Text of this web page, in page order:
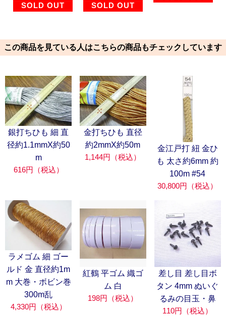
SOLD OUT
SOLD OUT
この商品を見ている人はこちらの商品もチェックしています
銀打ちひも 細 直
径約1.1mmX約50
m
616円（税込）
金打ちひも 直径
約2mmX約50m
1,144円（税込）
金江戸打 紐 金ひ
も 太さ約6mm 約
100m #54
30,800円（税込）
ラメゴム 細 ゴー
ルド 金 直径約1m
m 大巻・ボビン巻
300m乱
4,330円（税込）
紅鶴 平ゴム 織ゴ
ム 白
198円（税込）
差し目 差し目ボ
タン 4mm ぬいぐ
るみの目玉・鼻
110円（税込）